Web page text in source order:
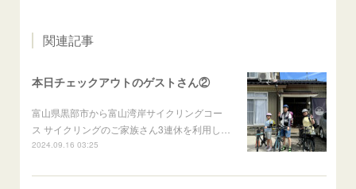
関連記事
本日チェックアウトのゲストさん②
富山県黒部市から富山湾岸サイクリングコー
ス サイクリングのご家族さん3連休を利用し…
2024.09.16 03:25